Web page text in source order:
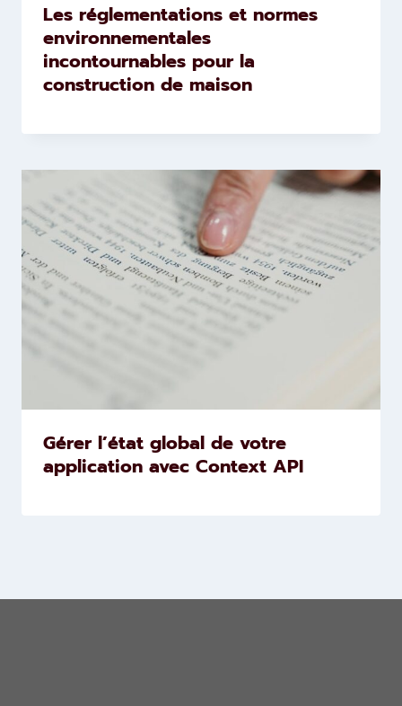
Les réglementations et normes
environnementales
incontournables pour la
construction de maison
Gérer l’état global de votre
application avec Context API